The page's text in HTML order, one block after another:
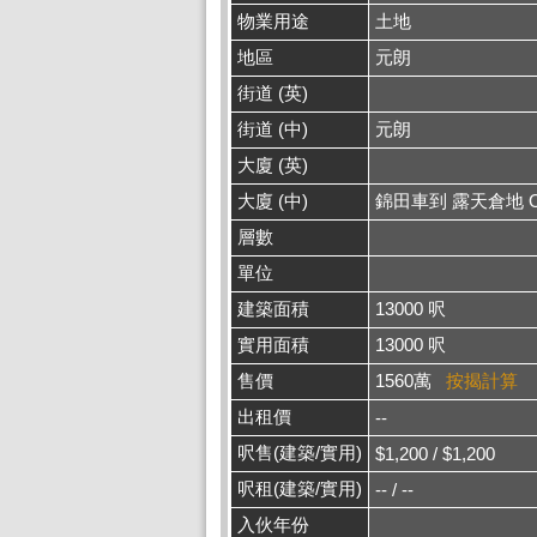
物業用途
土地
地區
元朗
街道 (英)
街道 (中)
元朗
大廈 (英)
大廈 (中)
錦田車到 露天倉地
層數
單位
建築面積
13000 呎
實用面積
13000 呎
售價
1560萬 按揭計算
出租價
--
呎售(建築/實用)
$1,200 / $1,200
呎租(建築/實用)
-- / --
入伙年份